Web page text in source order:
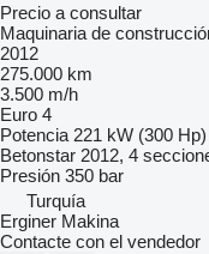
Precio a consultar
Maquinaria de
2012
275.000 km
3.500 m/h
Euro 4
Potencia 221 kW (300 Hp)
Betonstar 2012, 4
Presión 350 bar
Turquía
Erginer Makina
Contacte con el vendedor